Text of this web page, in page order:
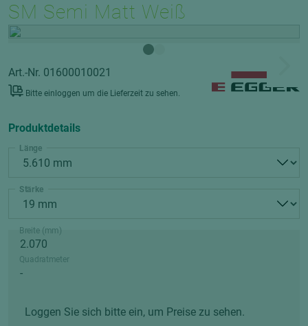
SM Semi Matt Weiß
Art.-Nr. 01600010021
Bitte einloggen um die Lieferzeit zu sehen.
Produktdetails
Länge
Stärke
Breite (mm)
Quadratmeter
Loggen Sie sich bitte ein, um Preise zu sehen.